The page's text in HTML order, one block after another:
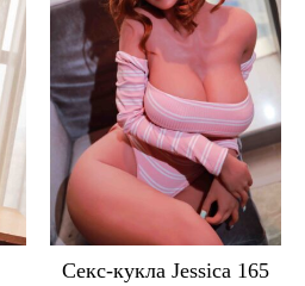
Секс-кукла Jessica 165